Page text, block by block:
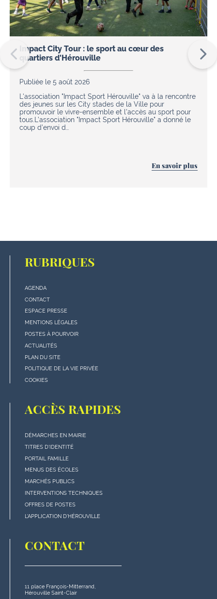
Impact City Tour : le sport au cœur des
quartiers d'Hérouville
Publiée le 5 août 2026
L'association "Impact Sport Hérouville" va à la rencontre
des jeunes sur les City stades de la Ville pour
promouvoir le vivre-ensemble et l'accès au sport pour
tous.L’association "Impact Sport Hérouville" a donné le
coup d’envoi d…
En savoir plus
RUBRIQUES
Menu
"rubriques"
en
bas
de
page
AGENDA
CONTACT
ESPACE PRESSE
MENTIONS LÉGALES
POSTES À POURVOIR
ACTUALITÉS
PLAN DU SITE
POLITIQUE DE LA VIE PRIVÉE
COOKIES
ACCÈS RAPIDES
Menu
"Accès
rapides"
en
bas
de
page
DÉMARCHES EN MAIRIE
TITRES D'IDENTITÉ
PORTAIL FAMILLE
MENUS DES ÉCOLES
MARCHÉS PUBLICS
INTERVENTIONS TECHNIQUES
OFFRES DE POSTES
L'APPLICATION D'HÉROUVILLE
CONTACT
11 place François-Mitterrand,
Hérouville Saint-Clair